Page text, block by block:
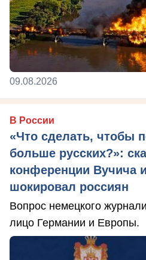
09.08.2026
В России
«Что сделать, чтобы
больше русских?»:
конференции Вучича
шокировал россиян
Вопрос немецкого
лицо Германии и Европы.